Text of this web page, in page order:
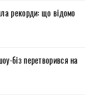
рекорди: що відомо
біз перетворився на